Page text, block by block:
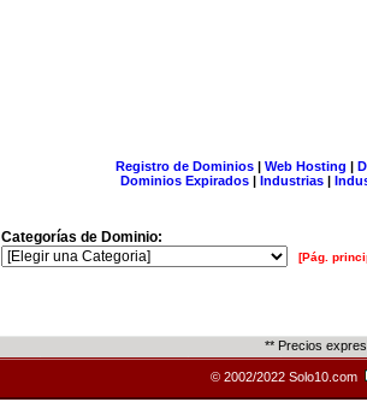
Registro de Dominios| Web Hosting |
Dominios Expirados | Industrias |
Categorías de Dominio:
[Pág.
** Precios
© 2002/2022 Solo10.com